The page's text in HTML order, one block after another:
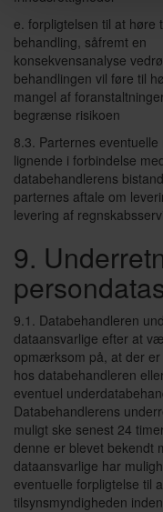
e. forpligtelsen til at høre
behandling, såfremt en
konsekvensanalyse
behandlingen vil føre til
mangel af
begrænse risikoen
8.3. Parternes
lignende i forbindelse
databehandlerens
parternes aftale om
levering af
9.
9.1. Databehandleren
dataansvarlige efter at
opmærksom på, at der
hos databehandleren
eventuel
Databehandlerens
muligt ske senest 24
denne er blevet bekendt
dataansvarlige har
eventuelle forpligtelse til
tilsynsmyndigheden